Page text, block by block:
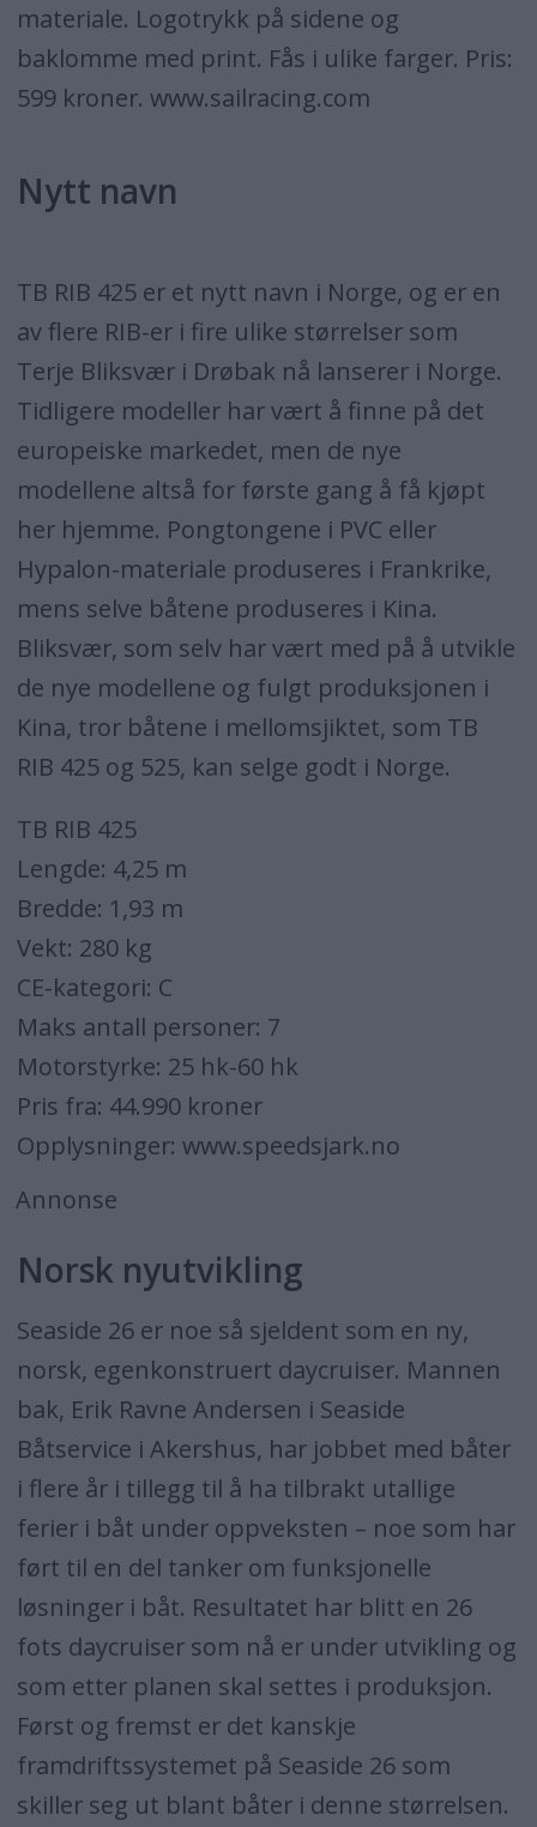
materiale. Logotrykk på sidene og
baklomme med print. Fås i ulike farger. Pris:
599 kroner. www.sailracing.com
Nytt navn
TB RIB 425 er et nytt navn i Norge, og er en
av flere RIB-er i fire ulike størrelser som
Terje Bliksvær i Drøbak nå lanserer i Norge.
Tidligere modeller har vært å finne på det
europeiske markedet, men de nye
modellene altså for første gang å få kjøpt
her hjemme. Pongtongene i PVC eller
Hypalon-materiale produseres i Frankrike,
mens selve båtene produseres i Kina.
Bliksvær, som selv har vært med på å utvikle
de nye modellene og fulgt produksjonen i
Kina, tror båtene i mellomsjiktet, som TB
RIB 425 og 525, kan selge godt i Norge.
TB RIB 425
Lengde: 4,25 m
Bredde: 1,93 m
Vekt: 280 kg
CE-kategori: C
Maks antall personer: 7
Motorstyrke: 25 hk-60 hk
Pris fra: 44.990 kroner
Opplysninger: www.speedsjark.no
Annonse
Norsk nyutvikling
Seaside 26 er noe så sjeldent som en ny,
norsk, egenkonstruert daycruiser. Mannen
bak, Erik Ravne Andersen i Seaside
Båtservice i Akershus, har jobbet med båter
i flere år i tillegg til å ha tilbrakt utallige
ferier i båt under oppveksten – noe som har
ført til en del tanker om funksjonelle
løsninger i båt. Resultatet har blitt en 26
fots daycruiser som nå er under utvikling og
som etter planen skal settes i produksjon.
Først og fremst er det kanskje
framdriftssystemet på Seaside 26 som
skiller seg ut blant båter i denne størrelsen.